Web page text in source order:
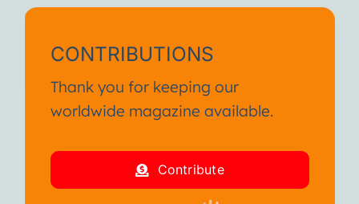
CONTRIBUTIONS
Thank you for keeping our
worldwide magazine available.
Contribute